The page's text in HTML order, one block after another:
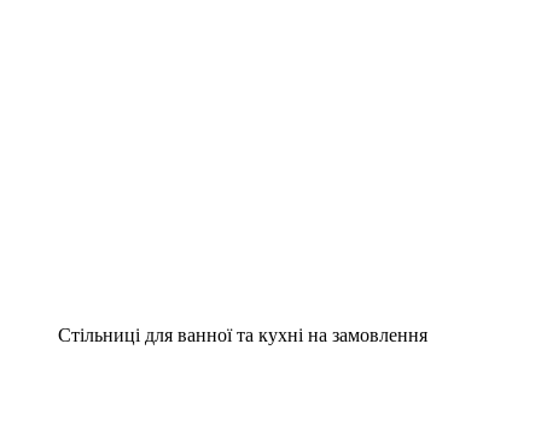
Стільниці для ванної та кухні на замовлення